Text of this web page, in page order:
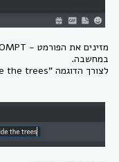
במחשבה.
לצורך הדוגמה "Girl walking on the beach beside the trees"